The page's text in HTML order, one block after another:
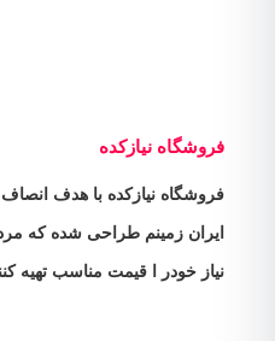
فروشگاه نیازکده
فروشگاه نیازکده با هدف
ایران زمینم طراحی شده که
نیاز خودر ا قیمت مناسب تهیه